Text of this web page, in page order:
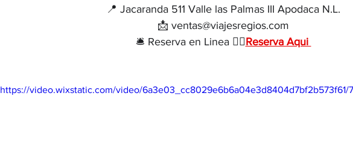
📍 Jacaranda 511 Valle las Palmas III Apodaca N.L.
📩 ventas@viajesregios.com
🛎 Reserva en Linea 👉🏻Reserva Aqui
https://video.wixstatic.com/video/